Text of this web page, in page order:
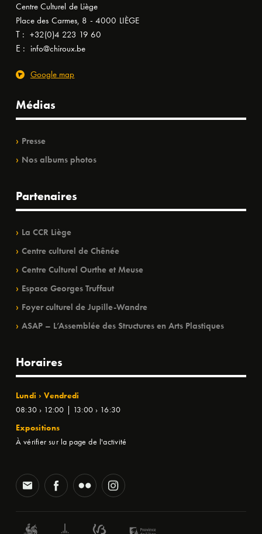
Centre Culturel de Liège
Place des Carmes, 8 - 4000 LIÈGE
T : +32(0)4 223 19 60
E : info@chiroux.be
Google map
Médias
Presse
Nos albums photos
Partenaires
La CCR Liège
Centre culturel de Chênée
Centre Culturel Ourthe et Meuse
Espace Georges Truffaut
Foyer culturel de Jupille-Wandre
ASAP – L’Assemblée des Structures en Arts Plastiques
Horaires
Lundi › Vendredi
08:30 › 12:00 | 13:00 › 16:30
Expositions
À vérifier sur la page de l'activité